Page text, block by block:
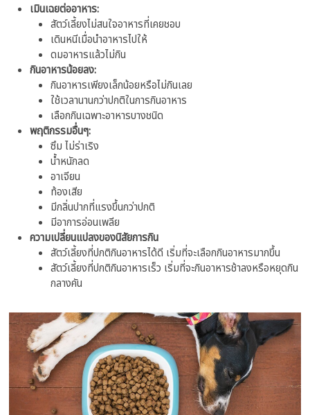
เมินเฉยต่ออาหาร:
สัตว์เลี้ยงไม่สนใจอาหารที่เคยชอบ
เดินหนีเมื่อนำอาหารไปให้
ดมอาหารแล้วไม่กิน
กินอาหารน้อยลง:
กินอาหารเพียงเล็กน้อยหรือไม่กินเลย
ใช้เวลานานกว่าปกติในการกินอาหาร
เลือกกินเฉพาะอาหารบางชนิด
พฤติกรรมอื่นๆ:
ซึม ไม่ร่าเริง
น้ำหนักลด
อาเจียน
ท้องเสีย
มีกลิ่นปากที่แรงขึ้นกว่าปกติ
มีอาการอ่อนเพลีย
ความเปลี่ยนแปลงของนิสัยการกิน
สัตว์เลี้ยงที่ปกติกินอาหารได้ดี เริ่มที่จะเลือกกินอาหารมากขึ้น
สัตว์เลี้ยงที่ปกติกินอาหารเร็ว เริ่มที่จะกินอาหารช้าลงหรือหยุดกิน
กลางคัน